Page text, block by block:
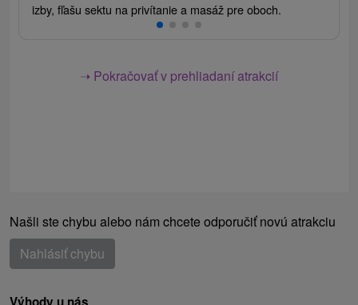
izby, fľašu sektu na privítanie a masáž pre oboch.
➝ Pokračovať v prehliadaní atrakcií
Našli ste chybu alebo nám chcete odporučiť novú atrakciu
Nahlásiť chybu
Výhody u nás